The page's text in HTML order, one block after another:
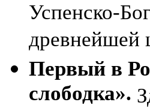
Успенско-
древнейшей
Первый в
слободка».